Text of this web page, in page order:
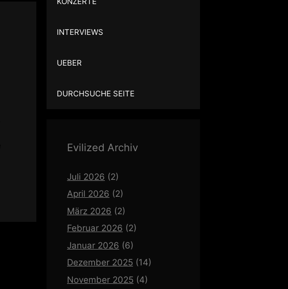
INTERVIEWS
UEBER
DURCHSUCHE SEITE
Evilized Archiv
Juli 2026 (2)
April 2026 (2)
März 2026 (2)
Februar 2026 (2)
Januar 2026 (6)
Dezember 2025 (14)
November 2025 (4)